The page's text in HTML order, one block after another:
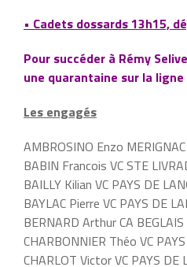
• Cadets dossards 13h15,
Pour succéder à Rémy
une quarantaine sur la
Les engagés
AMBROSINO Enzo
BABIN Francois VC STE
BAILLY Kilian VC PAYS DE
BAYLAC Pierre VC PAYS DE
BERNARD Arthur CA
CHARBONNIER Théo VC
CHARLOT Victor VC PAYS DE